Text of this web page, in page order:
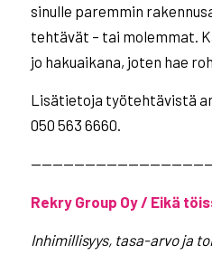
sinulle paremmin
tehtävät – tai molemmat.
jo hakuaikana, joten hae
Lisätietoja työtehtävistä
050 563 6660.
Rekry Group Oy / Eikä
Inhimillisyys, tasa-arvo ja